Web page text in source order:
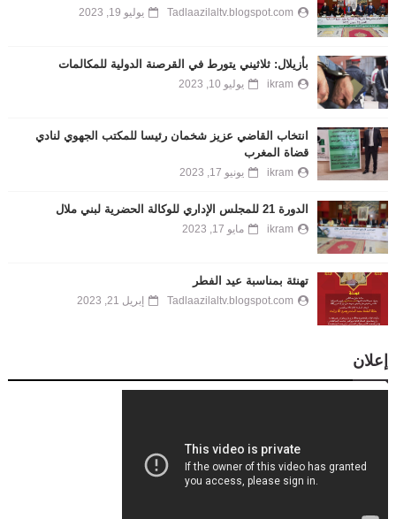
Tadlaazilaltv.blogspot.com يوليو 19, 2023
بأزيلال: ثلاثيني يتورط في القرصنة الدولية للمكالمات
ikram يوليو 10, 2023
انتخاب القاضي عزيز شخمان رئيسا للمكتب الجهوي لنادي
قضاة المغرب
ikram يونيو 17, 2023
الدورة 21 للمجلس الإداري للوكالة الحضرية لبني ملال
ikram مايو 17, 2023
تهنئة بمناسبة عيد الفطر
Tadlaazilaltv.blogspot.com إبريل 21, 2023
إعلان